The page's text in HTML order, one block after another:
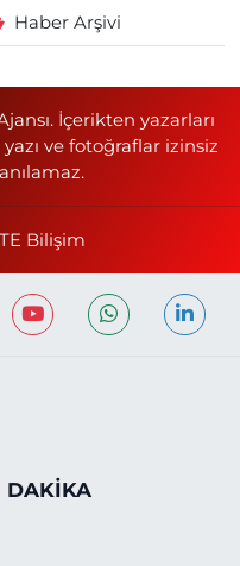
Haber Arşivi
İçerikten yazarları
ve fotoğraflar izinsiz
TE Bilişim
DAKİKA